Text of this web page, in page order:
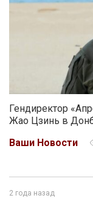
Гендиректор
Жао Цзинь в
Ваши Новости
2 года назад